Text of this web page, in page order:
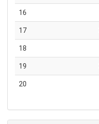
16
17
18
19
20